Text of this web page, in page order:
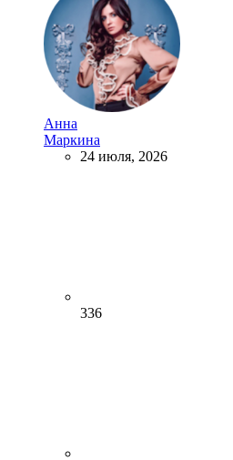
Анна
Маркина
24 июля, 2026
336